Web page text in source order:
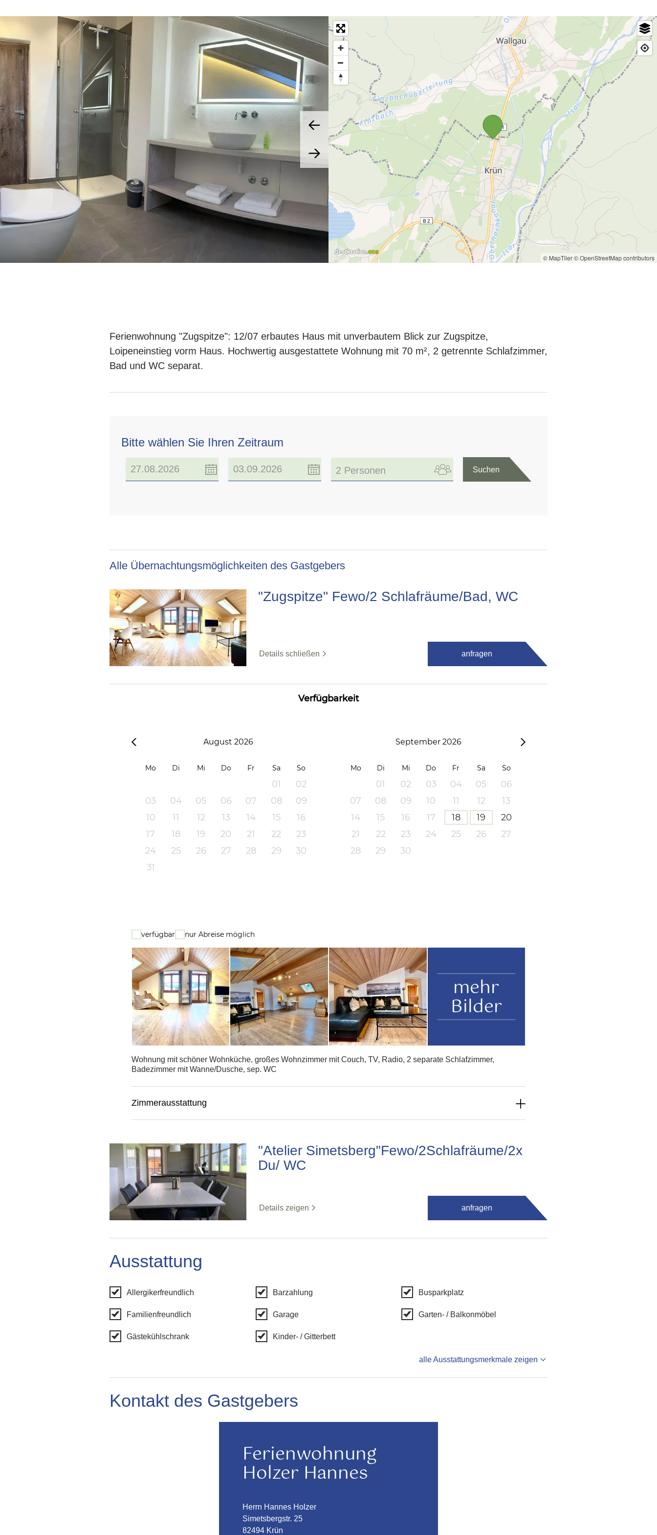
© MapTiler© OpenStreetMap contributors
Ferienwohnung "Zugspitze": 12/07 erbautes Haus mit unverbautem Blick zur Zugspitze,
Loipeneinstieg vorm Haus. Hochwertig ausgestattete Wohnung mit 70 m², 2 getrennte Schlafzimmer,
Bad und WC separat.
Bitte wählen Sie Ihren Zeitraum
2 Personen Suchen
Alle Übernachtungsmöglichkeiten des Gastgebers
"Zugspitze" Fewo/2 Schlafräume/Bad, WC
Details schließen anfragen
Verfügbarkeit
August 2026 September 2026
Mo Di Mi Do Fr Sa So
01
02
03
04 05 06 07 08
09
10
11 12 13 14 15
16
17
18 19 20 21 22
23
24
25 26 27 28 29
30
31
Mo Di Mi Do Fr Sa So
01 02 03 04 05
06
07
08 09 10 11 12
13
14
15 16 17 18 19
20
21
22 23 24 25 26
27
28
29 30
verfügbar nur Abreise möglich
mehr
Bilder
Wohnung mit schöner Wohnküche, großes Wohnzimmer mit Couch, TV, Radio, 2 separate Schlafzimmer,
Badezimmer mit Wanne/Dusche, sep. WC
Zimmerausstattung
"Atelier Simetsberg"Fewo/2Schlafräume/2x
Du/ WC
Details zeigen anfragen
Ausstattung
Allergikerfreundlich Barzahlung Busparkplatz
Familienfreundlich Garage Garten- / Balkonmöbel
Gästekühlschrank Kinder- / Gitterbett
alle Ausstattungsmerkmale zeigen
Kontakt des Gastgebers
Ferienwohnung
Holzer Hannes
Herrn Hannes Holzer
Simetsbergstr. 25
82494 Krün